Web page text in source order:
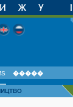
�����